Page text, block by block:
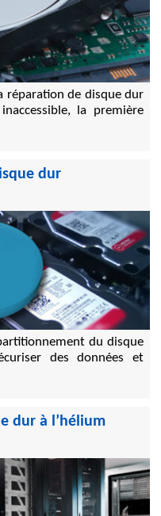
réparation de disque dur
la première
dur
du disque
des données et
dur à l’hélium